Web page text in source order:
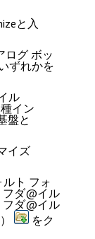
と入
ログ ボッ
ずれかを
ル
イン
盤と
イズ
ト フォ
フダ@イル
フダ@イル
をク